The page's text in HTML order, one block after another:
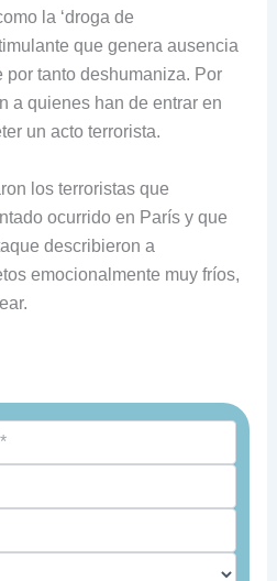
la ‘droga de
que genera ausencia
por tanto deshumaniza. Por
a quienes han de entrar en
un acto terrorista.
los terroristas que
ocurrido en París y que
describieron a
emocionalmente muy fríos,